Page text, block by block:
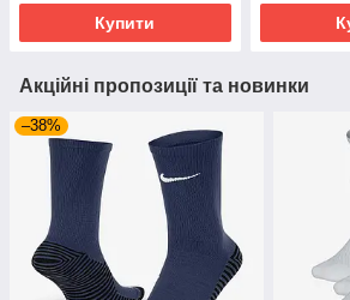
Купити
Акційні пропозиції та новинки
–38%